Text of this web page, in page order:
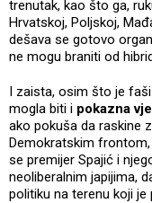
trenutak, kao što ga,
Hrvatskoj, Poljskoj,
dešava se gotovo
ne mogu braniti od
I zaista, osim što je
mogla biti i pokazna
ako pokuša da raskine
Demokratskim
se premijer Spajić i
neoliberalnim japijima,
politiku na terenu koji je